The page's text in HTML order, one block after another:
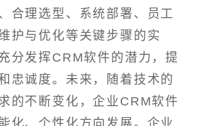
合理选型、系统部署、员工
护与优化等关键步骤的实
分发挥CRM软件的潜力，提
忠诚度。未来，随着技术的
的不断变化，企业CRM软件